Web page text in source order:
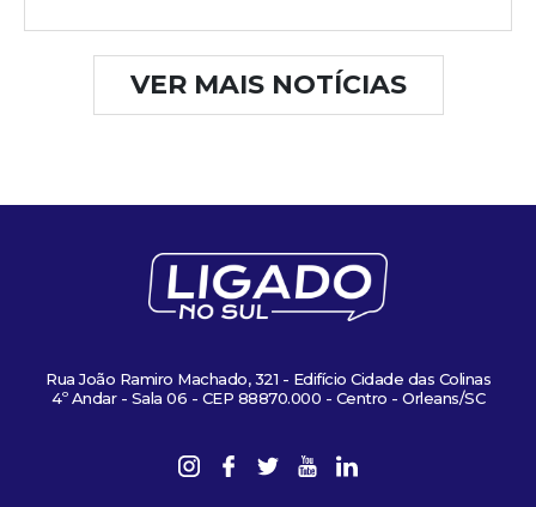
VER MAIS NOTÍCIAS
Rua João Ramiro Machado, 321 - Edifício Cidade das Colinas
4º Andar - Sala 06 - CEP 88870.000 - Centro - Orleans/SC